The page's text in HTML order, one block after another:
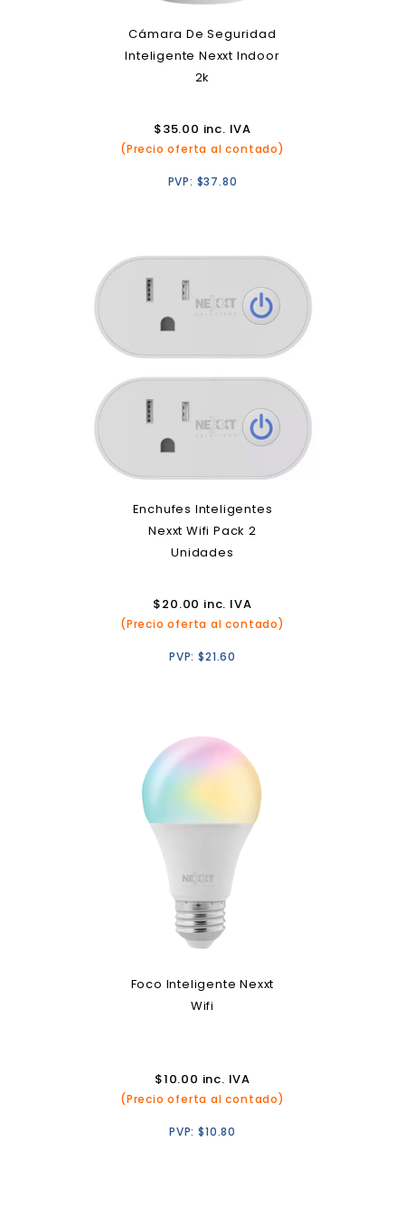
Cámara De Seguridad
Inteligente Nexxt Indoor
2k
$35.00 inc. IVA
(Precio oferta al contado)
PVP: $37.80
Enchufes Inteligentes
Nexxt Wifi Pack 2
Unidades
$20.00 inc. IVA
(Precio oferta al contado)
PVP:$21.60
Foco Inteligente Nexxt
Wifi
$10.00 inc. IVA
(Precio oferta al contado)
PVP:$10.80